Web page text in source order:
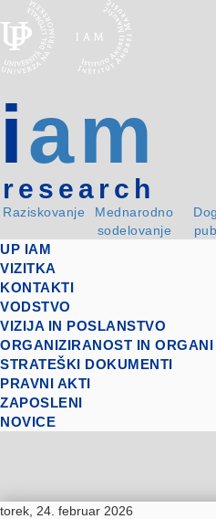
iam
research
Raziskovanje
Mednarodno
sodelovanje
UP IAM
VIZITKA
KONTAKTI
VODSTVO
VIZIJA IN POSLANSTVO
ORGANIZIRANOST IN ORGANI
STRATEŠKI DOKUMENTI
PRAVNI AKTI
ZAPOSLENI
NOVICE
torek, 24. februar 2026